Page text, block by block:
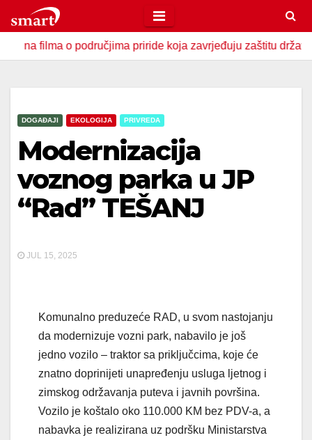
to
contento područjima priride koja zavrjeđuju zaštitu države U
DOGAĐAJI EKOLOGIJA PRIVREDA
Modernizacija
voznog parka u JP
“Rad” TEŠANJ
JUL 15, 2025
Komunalno preduzeće RAD, u svom nastojanju
da modernizuje vozni park, nabavilo je još
jedno vozilo – traktor sa priključcima, koje će
znatno doprinijeti unapređenju usluga ljetnog i
zimskog održavanja puteva i javnih površina.
Vozilo je koštalo oko 110.000 KM bez PDV-a, a
nabavka je realizirana uz podršku Ministarstva